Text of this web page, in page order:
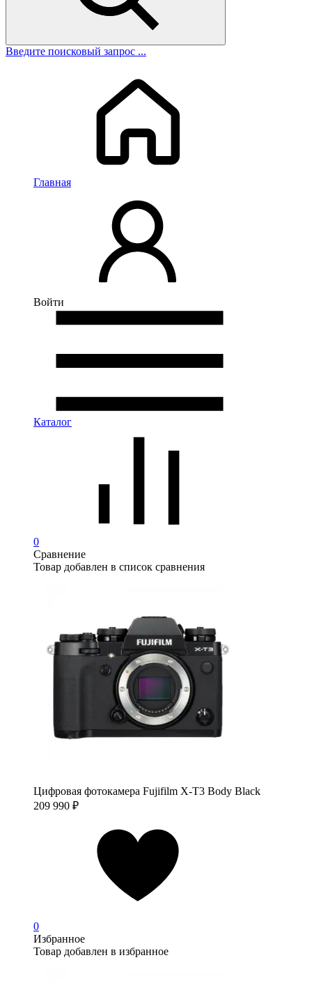
Введите поисковый запрос ...
Главная
Войти
Каталог
0
Сравнение
Товар добавлен в список сравнения
Цифровая фотокамера Fujifilm X-T3 Body Black
209 990 ₽
0
Избранное
Товар добавлен в избранное